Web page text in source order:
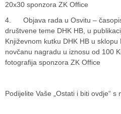
20x30 sponzora ZK Office
4. Objava rada u Osvitu –
društvene teme DHK HB, u
Književnom kutku DHK HB u sklopu
novčanu nagradu u iznosu od 100
fotografija sponzora ZK Office
Podijelite Vaše „Ostati i biti ovdje“